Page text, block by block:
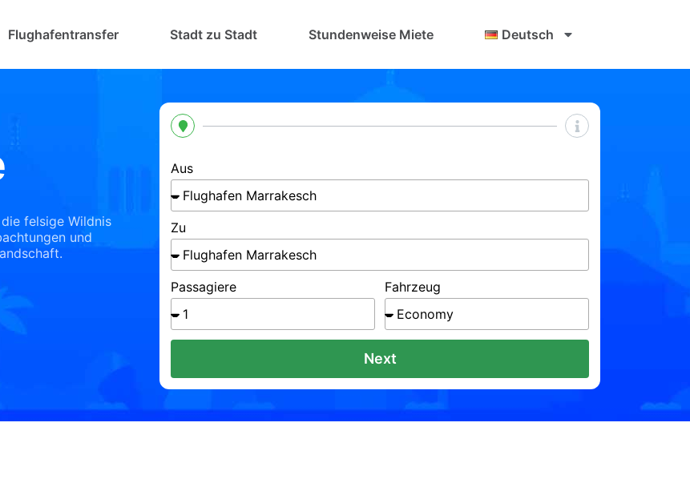
Flughafentransfer Stadt zu Stadt Stundenweise Miete Deutsch
felsige Wildnis
und
Aus
Zu
Passagiere Fahrzeug
Next